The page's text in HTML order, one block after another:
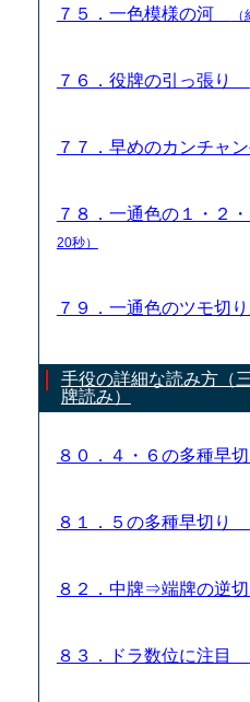
７５．一色模様の河
７６．役牌の引っ張り
７７．早めのカンチャ
７８．一通色の１・２
20秒）
７９．一通色のツモ切
手役の詳細な読み方（
牌読み）
８０．４・６の多種早
８１．５の多種早切り
８２．中牌⇒端牌の逆
８３．ドラ数位に注目